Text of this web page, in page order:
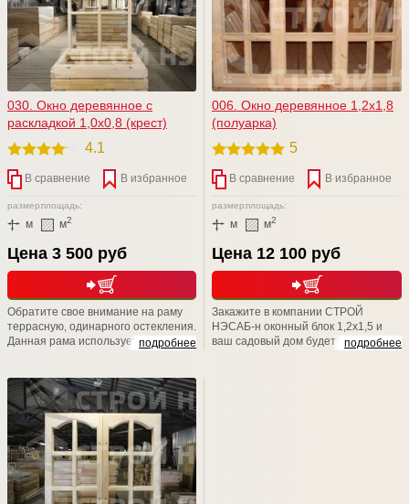
030. Окно деревянное с
раскладкой 1,0х0,8 (крест)
4.1
В сравнение В избранное
размер:
м
площадь:
м2
Цена 3 500 руб
подробнее
Обратите свое внимание на раму
террасную, одинарного остекления.
Данная рама используется для
дачных домов, веранд. Размер
изделия (В*Ш): 1000*800. Толщина
рамы 43 (мм). Конструкция рамы
предусматривает остекление
листовым стеклом толщиной до
4мм. Штапик в комплекте.
006. Окно деревянное 1,2х1,8
(полуарка)
5
В сравнение В избранное
размер:
м
площадь:
м2
Цена 12 100 руб
подробнее
Закажите в компании СТРОЙ
НЭСАБ-н оконный блок 1,2х1,5 и
ваш садовый дом будет выглядеть